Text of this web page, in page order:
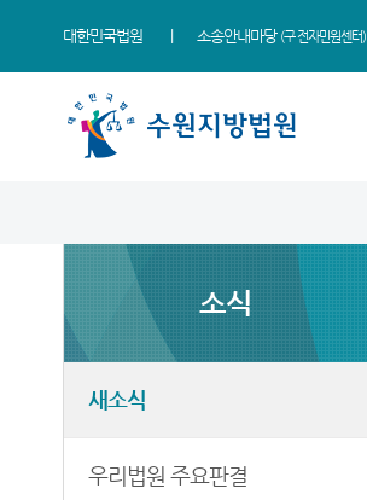
대한민국법원 소송안내마당 (구 전자민원센터)
조직 및 전화번호
시/군법원
여주지원
평택지원
우리법원 주요판결
포토뉴스
E-mail Club
사회적 약자 통합적 사법
지원 - 사법접근센터
민원안내
민사조정안내
판결서사본 제공신청
판결서 인터넷열람
칭찬합니다
국민참여 재판안내
부조리 신고센터
소식
새소식
우리법원 주요판결